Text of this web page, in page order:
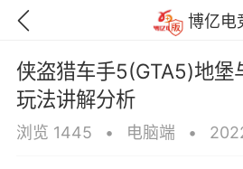
博亿电
侠盗猎车手5(GTA5)地堡
玩法讲解分析
浏览 1445 • 电脑端 •